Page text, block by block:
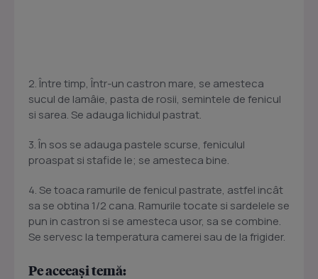
2. Între timp, Într-un castron mare, se amesteca
sucul de lamâie, pasta de rosii, semintele de fenicul
si sarea. Se adauga lichidul pastrat.
3. În sos se adauga pastele scurse, feniculul
proaspat si stafide le; se amesteca bine.
4. Se toaca ramurile de fenicul pastrate, astfel incât
sa se obtina 1/2 cana. Ramurile tocate si sardelele se
pun in castron si se amesteca usor, sa se combine.
Se servesc la temperatura camerei sau de la frigider.
Pe aceeași temă: